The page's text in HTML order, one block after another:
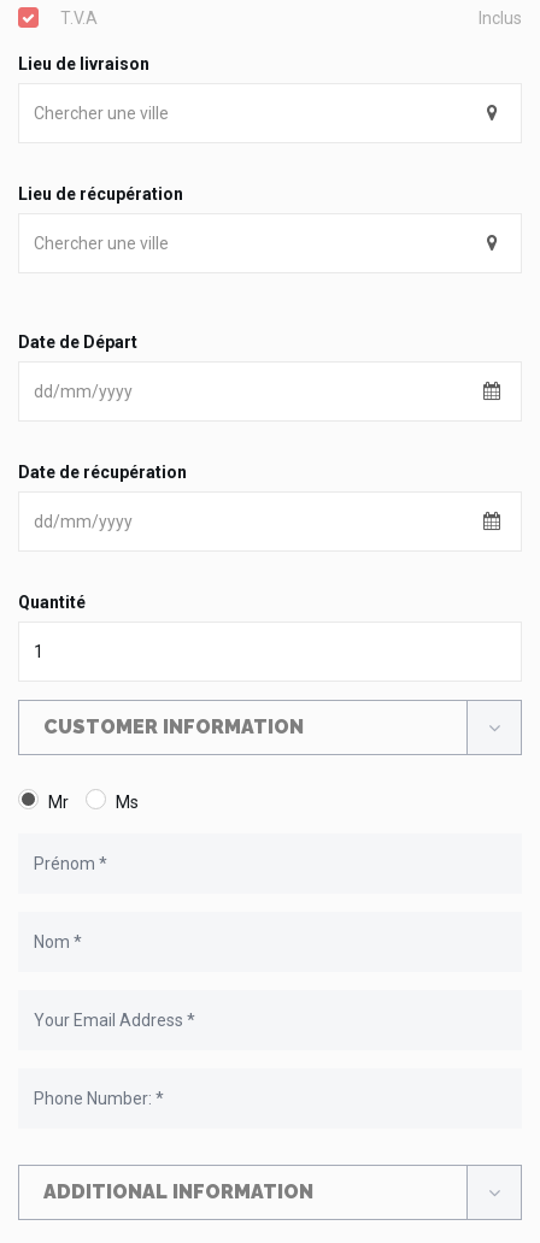
T.V.A
Inclus
Lieu de livraison
Lieu de récupération
Date de Départ
Date de récupération
Quantité
CUSTOMER INFORMATION
Mr Ms
ADDITIONAL INFORMATION